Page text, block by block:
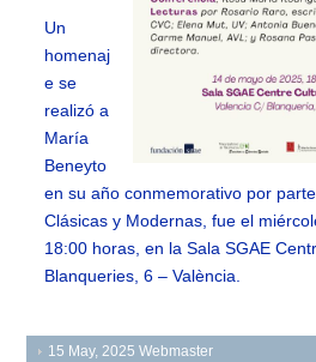
Un
homenaj
e se
realizó a
María
Beneyto
en su año conmemorativo por
Clásicas y Modernas, fue el
18:00 horas, en la Sala SGAE
Blanqueries, 6 – València.
15 May, 2025 Webmaster